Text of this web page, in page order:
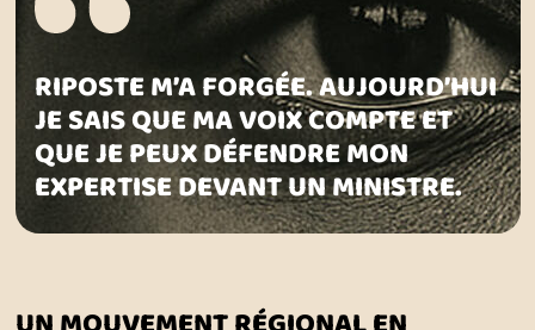
RIPOSTE M’A FORGÉE. AUJOURD’HUI
JE SAIS QUE MA VOIX COMPTE ET
QUE JE PEUX DÉFENDRE MON
EXPERTISE DEVANT UN MINISTRE.